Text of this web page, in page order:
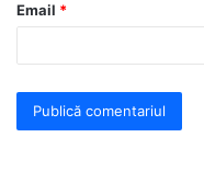
*
Email *